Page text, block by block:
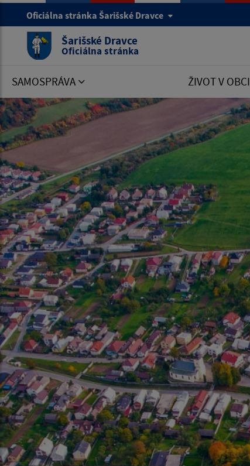
Oficiálna stránka Šarišské Dravce
Šarišské Dravce
Oficiálna stránka
SAMOSPRÁVA ŽIVOT V OBCI